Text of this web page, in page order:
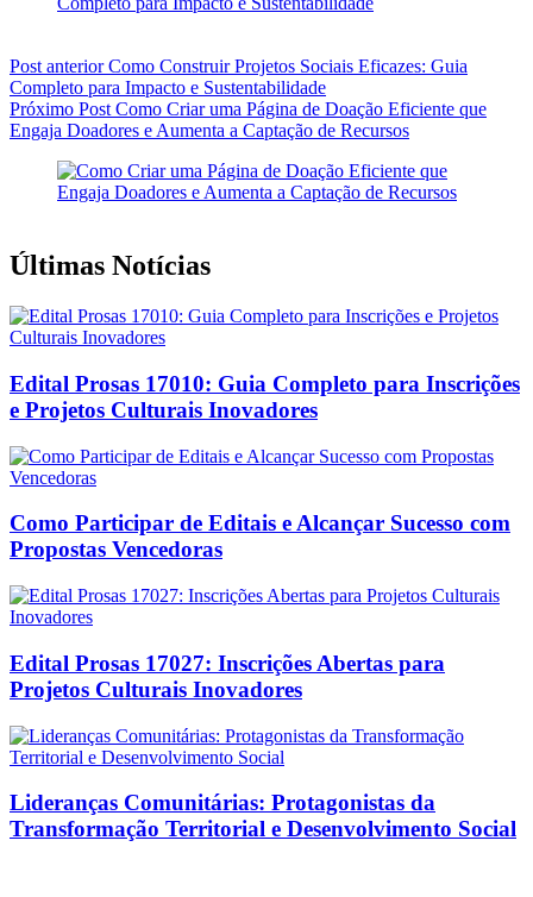
Post anteriorComo Construir Projetos Sociais Eficazes: Guia
Completo para Impacto e Sustentabilidade
Próximo Post Como Criar uma Página de Doação Eficiente que
Engaja Doadores e Aumenta a Captação de Recursos
Últimas Notícias
Edital Prosas 17010: Guia Completo para Inscrições
e Projetos Culturais Inovadores
Como Participar de Editais e Alcançar Sucesso com
Propostas Vencedoras
Edital Prosas 17027: Inscrições Abertas para
Projetos Culturais Inovadores
Lideranças Comunitárias: Protagonistas da
Transformação Territorial e Desenvolvimento Social